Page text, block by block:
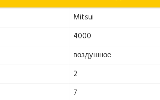
Mitsui
4000
воздушное
2
7